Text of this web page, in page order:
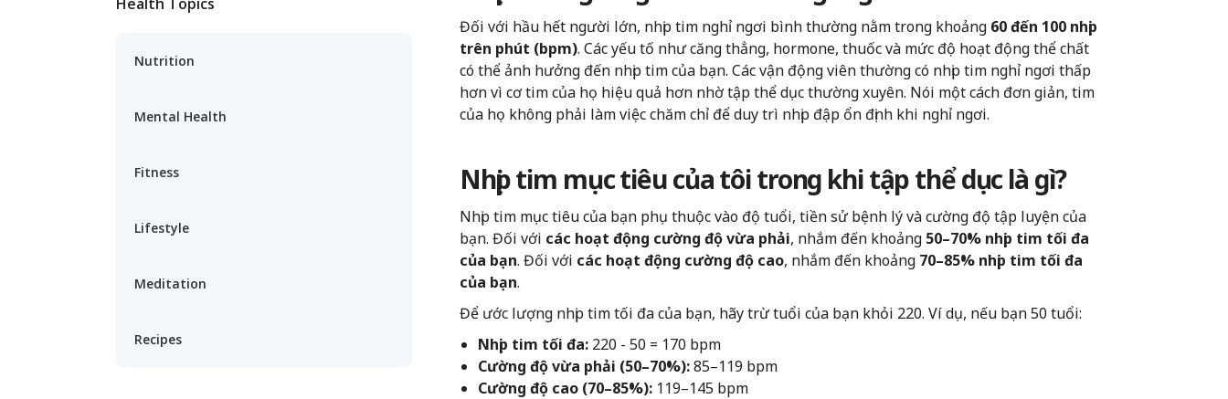
Nutrition
Mental Health
Fitness
Lifestyle
Meditation
Recipes
Đối với hầu hết người lớn, nhịp tim nghỉ ngơi bình thường nằm trong khoảng 60 đến 100 nhịp
trên phút (bpm). Các yếu tố như căng thẳng, hormone, thuốc và mức độ hoạt động thể chất
có thể ảnh hưởng đến nhịp tim của bạn. Các vận động viên thường có nhịp tim nghỉ ngơi thấp
hơn vì cơ tim của họ hiệu quả hơn nhờ tập thể dục thường xuyên. Nói một cách đơn giản, tim
của họ không phải làm việc chăm chỉ để duy trì nhịp đập ổn định khi nghỉ ngơi.
Nhịp tim mục tiêu của tôi trong khi tập thể dục là gì?
Nhịp tim mục tiêu của bạn phụ thuộc vào độ tuổi, tiền sử bệnh lý và cường độ tập luyện của
bạn. Đối với các hoạt động cường độ vừa phải, nhắm đến khoảng 50–70% nhịp tim tối đa
của bạn. Đối với các hoạt động cường độ cao, nhắm đến khoảng 70–85% nhịp tim tối đa
của bạn.
Để ước lượng nhịp tim tối đa của bạn, hãy trừ tuổi của bạn khỏi 220. Ví dụ, nếu bạn 50 tuổi:
Nhịp tim tối đa:220 - 50 = 170 bpm
Cường độ vừa phải (50–70%):85–119 bpm
Cường độ cao (70–85%):119–145 bpm